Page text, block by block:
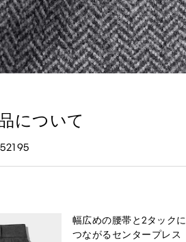
について
幅広めの腰帯と2タックに
つながるセンタープレス